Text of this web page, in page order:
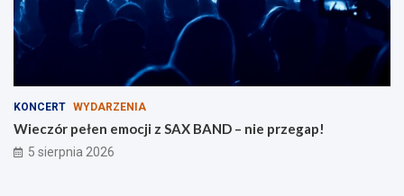
KONCERT WYDARZENIA
Wieczór pełen emocji z SAX BAND – nie przegap!
5 sierpnia 2026